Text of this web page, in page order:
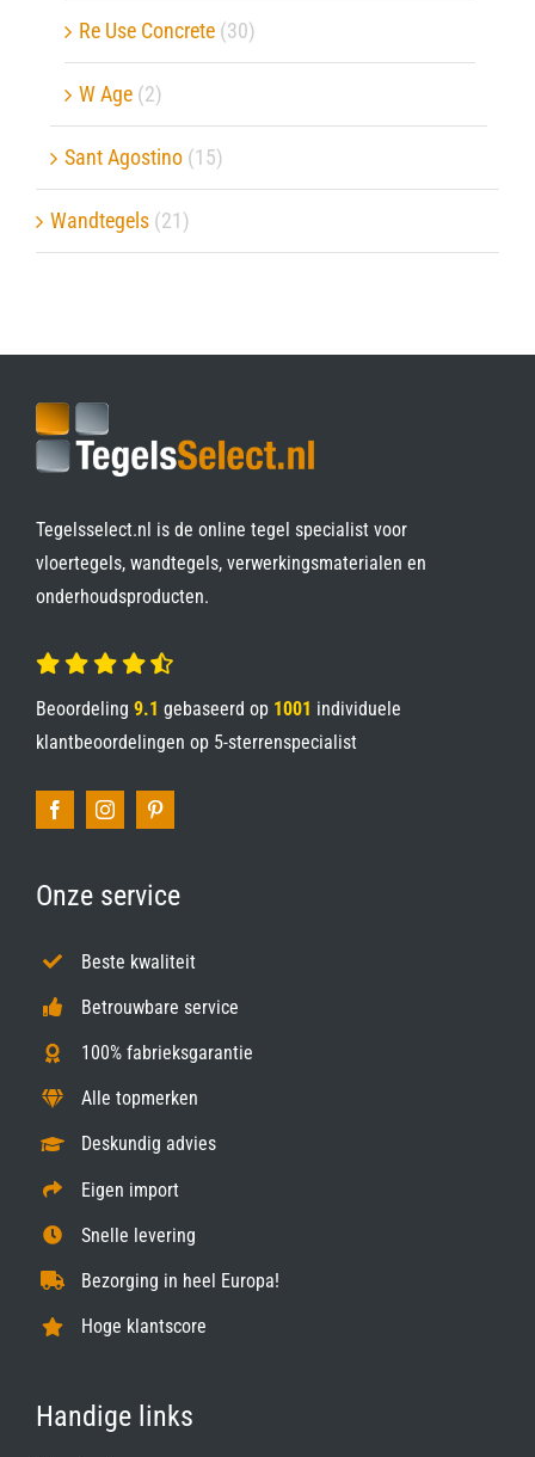
Re Use Concrete (30)
W Age (2)
Sant Agostino (15)
Wandtegels (21)
Tegelsselect.nl is de online tegel specialist voor
vloertegels, wandtegels, verwerkingsmaterialen en
onderhoudsproducten.
Beoordeling 9.1 gebaseerd op 1001 individuele
klantbeoordelingen op 5-sterrenspecialist
Onze service
Beste kwaliteit
Betrouwbare service
100% fabrieksgarantie
Alle topmerken
Deskundig advies
Eigen import
Snelle levering
Bezorging in heel Europa!
Hoge klantscore
Handige links